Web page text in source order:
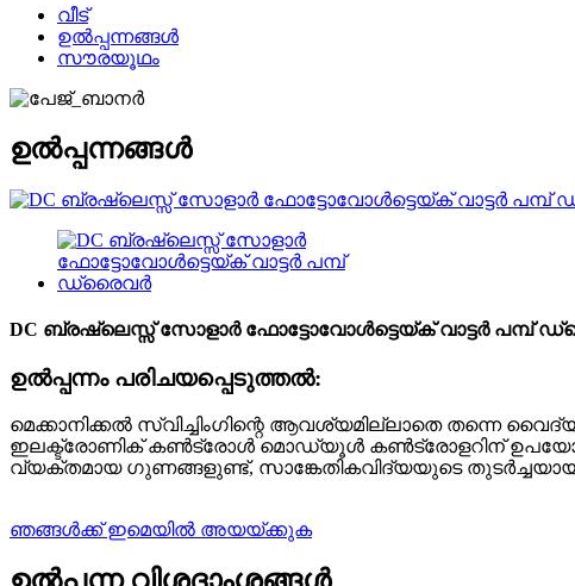
വീട്
ഉൽപ്പന്നങ്ങൾ
സൗരയൂഥം
ഉൽപ്പന്നങ്ങൾ
DC ബ്രഷ്ലെസ്സ് സോളാർ ഫോട്ടോവോൾട്ടെയ്ക് വാട്ടർ പമ്പ്
ഉൽപ്പന്നം പരിചയപ്പെടുത്തൽ:
മെക്കാനിക്കൽ സ്വിച്ചിംഗിന്റെ ആവശ്യമില്ലാതെ തന്നെ
ഇലക്ട്രോണിക് കൺട്രോൾ മൊഡ്യൂൾ കൺട്രോളറിന്
വ്യക്തമായ ഗുണങ്ങളുണ്ട്, സാങ്കേതികവിദ്യയുടെ
ഞങ്ങൾക്ക് ഇമെയിൽ അയയ്ക്കുക